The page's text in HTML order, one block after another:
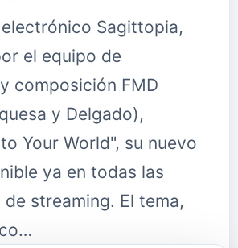
Sagittopia,
el equipo de
composición FMD
y Delgado),
Your World", su nuevo
ya en todas las
streaming. El tema,